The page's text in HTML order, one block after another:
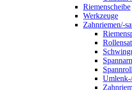
Riemenscheibe
Werkzeuge
Zahnriemen/-